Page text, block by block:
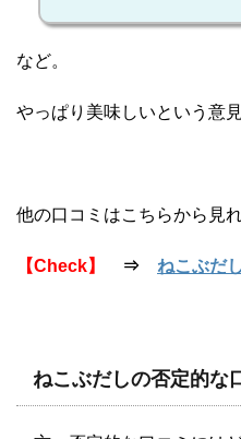
など。
やっぱり美味しいという意
他の口コミはこちらから見れ
【Check】 ⇒ ねこぶだ
ねこぶだしの否定的な